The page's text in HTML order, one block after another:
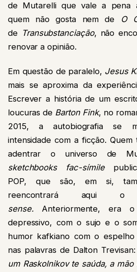
de Mutarelli que vale a pena
quem não gosta nem de
O
de Transubstanciação, não
renovar a opinião.
Em questão de paralelo, Jesus
mais se aproxima da
Escrever a história de um
loucuras de Barton Fink, no
2015, a autobiografia se
intensidade com a ficção.
adentrar o universo de
sketchbooks fac-símile
POP, que são, em si,
reencontrará aqui
sense. Anteriormente, era
depressivo, com o sujo e o
humor kafkiano com o espelho
nas palavras de Dalton Trevisan:
um Raskolnikov te saúda, a